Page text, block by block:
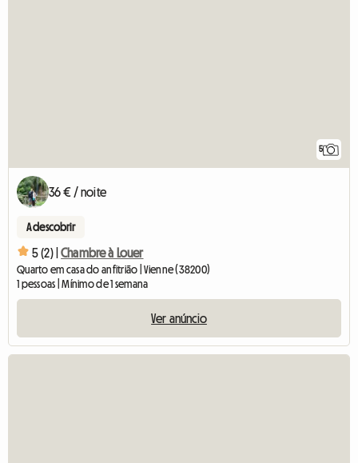
5
36 € / noite
A descobrir
5 (2) | Chambre à Louer
Quarto em casa do anfitrião | Vienne (38200)
1 pessoas | Mínimo de 1 semana
Ver anúncio